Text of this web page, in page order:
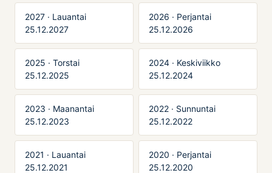
2027 · Lauantai
25.12.2027
2026 · Perjantai
25.12.2026
2025 · Torstai
25.12.2025
2024 · Keskiviikko
25.12.2024
2023 · Maanantai
25.12.2023
2022 · Sunnuntai
25.12.2022
2021 · Lauantai
25.12.2021
2020 · Perjantai
25.12.2020